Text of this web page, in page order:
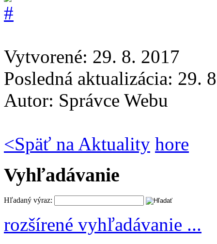
Vytvorené: 29. 8. 2017
Posledná aktualizácia: 29.
Autor: Správce Webu
<Späť na Aktuality hore
Vyhľadávanie
Hľadaný výraz:
rozšírené vyhľadávanie ...